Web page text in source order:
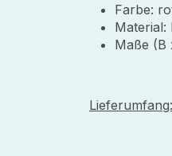
Farbe:
Material:
Maße (B
Lieferumfang: